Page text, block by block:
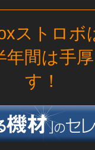
ストロボ
年間は手
す！